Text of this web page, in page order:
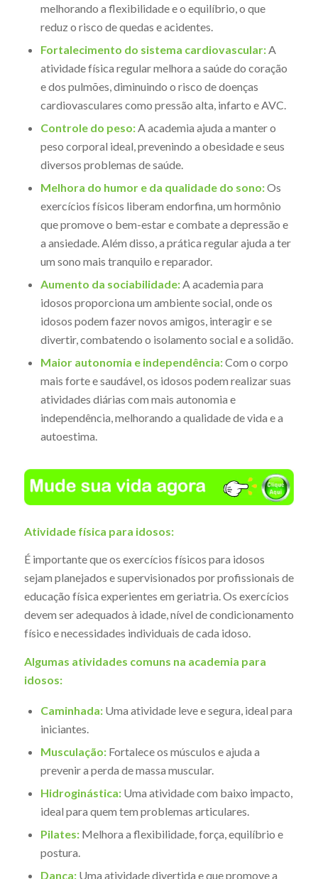
melhorando a flexibilidade e o equilíbrio, o que
reduz o risco de quedas e acidentes.
Fortalecimento do sistema cardiovascular:A
atividade física regular melhora a saúde do coração
e dos pulmões, diminuindo o risco de doenças
cardiovasculares como pressão alta, infarto e AVC.
Controle do peso:A academia ajuda a manter o
peso corporal ideal, prevenindo a obesidade e seus
diversos problemas de saúde.
Melhora do humor e da qualidade do sono:Os
exercícios físicos liberam endorfina, um hormônio
que promove o bem-estar e combate a depressão e
a ansiedade. Além disso, a prática regular ajuda a ter
um sono mais tranquilo e reparador.
Aumento da sociabilidade:A academia para
idosos proporciona um ambiente social, onde os
idosos podem fazer novos amigos, interagir e se
divertir, combatendo o isolamento social e a solidão.
Maior autonomia e independência:Com o corpo
mais forte e saudável, os idosos podem realizar suas
atividades diárias com mais autonomia e
independência, melhorando a qualidade de vida e a
autoestima.
Atividade física para idosos:
É importante que os exercícios físicos para idosos
sejam planejados e supervisionados por profissionais de
educação física experientes em geriatria. Os exercícios
devem ser adequados à idade, nível de condicionamento
físico e necessidades individuais de cada idoso.
Algumas atividades comuns na academia para
idosos:
Caminhada:Uma atividade leve e segura, ideal para
iniciantes.
Musculação:Fortalece os músculos e ajuda a
prevenir a perda de massa muscular.
Hidroginástica:Uma atividade com baixo impacto,
ideal para quem tem problemas articulares.
Pilates:Melhora a flexibilidade, força, equilíbrio e
postura.
Dança:Uma atividade divertida e que promove a